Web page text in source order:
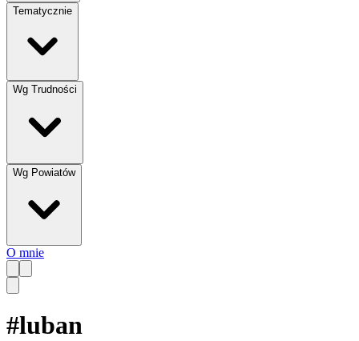
Tematycznie
Wg Trudności
Wg Powiatów
O mnie
#luban